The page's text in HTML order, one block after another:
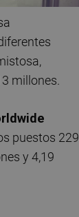
millones.
puestos 229
y 4,19